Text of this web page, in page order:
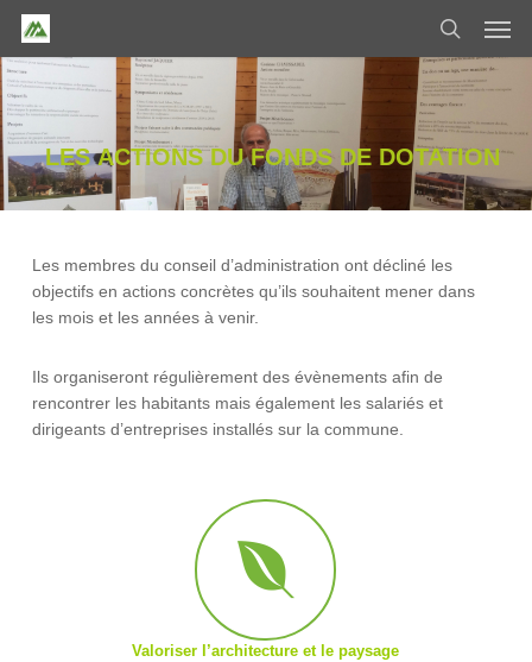
Skip
main
content
search
LES ACTIONS DU FONDS DE DOTATION
Les membres du conseil d’administration ont décliné les
objectifs en actions concrètes qu’ils souhaitent mener dans
les mois et les années à venir.
Ils organiseront régulièrement des évènements afin de
rencontrer les habitants mais également les salariés et
dirigeants d’entreprises installés sur la commune.
Valoriser l’architecture et le paysage